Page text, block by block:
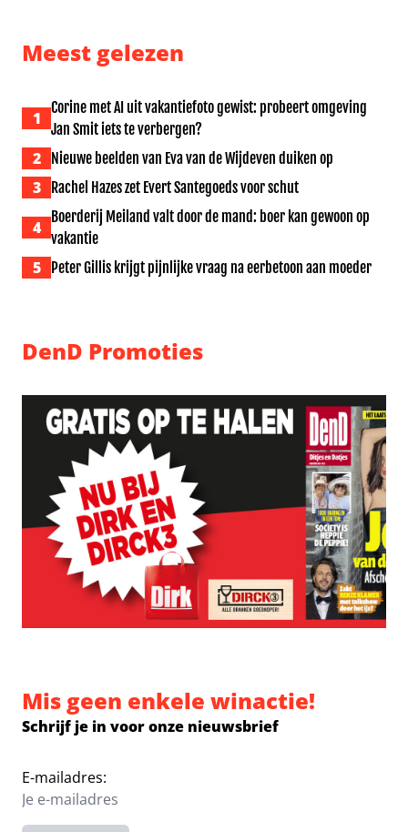
Meest gelezen
1
Corine met AI uit vakantiefoto gewist: probeert omgeving
Jan Smit iets te verbergen?
2 Nieuwe beelden van Eva van de Wijdeven duiken op
3 Rachel Hazes zet Evert Santegoeds voor schut
4
Boerderij Meiland valt door de mand: boer kan gewoon op
vakantie
5 Peter Gillis krijgt pijnlijke vraag na eerbetoon aan moeder
DenD Promoties
Mis geen enkele winactie!
Schrijf je in voor onze nieuwsbrief
E-mailadres: